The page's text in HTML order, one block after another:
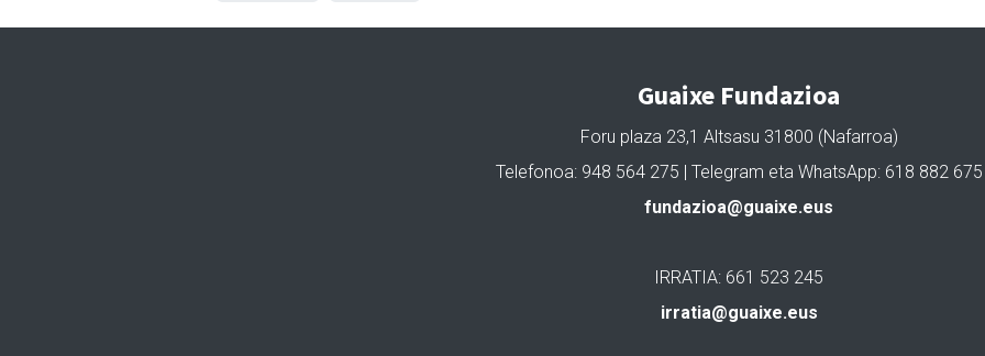
Guaixe Fundazioa
Foru plaza 23,1 Altsasu 31800 (Nafarroa)
Telefonoa: 948 564 275 | Telegram eta WhatsApp: 618 882 675
fundazioa@guaixe.eus
IRRATIA: 661 523 245
irratia@guaixe.eus